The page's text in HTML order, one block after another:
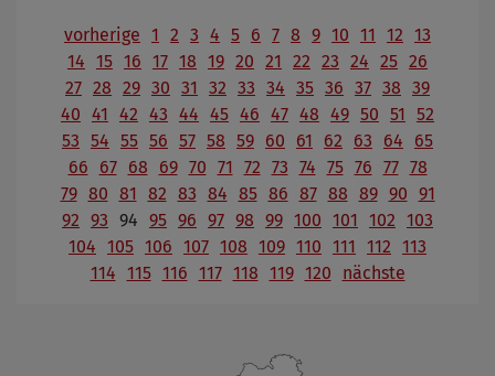
vorherige 1 2 3 4 5 6 7 8 9 10 11 12 13
14 15 16 17 18 19 20 21 22 23 24 25 26
27 28 29 30 31 32 33 34 35 36 37 38 39
40 41 42 43 44 45 46 47 48 49 50 51
52
53 54 55 56 57 58 59 60 61 62 63 64
65
66
67 68 69 70 71 72 73 74 75 76 77 78
79 80 81 82 83 84 85 86 87 88 89 90 91
92 93 94 95 96 97 98 99 100 101 102 103
104 105 106 107 108 109 110 111 112 113
114 115 116 117 118 119 120 nächste